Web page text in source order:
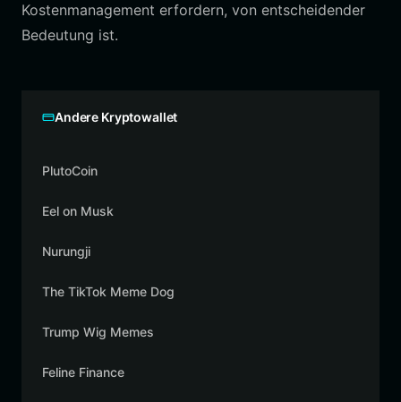
Kostenmanagement erfordern, von entscheidender
Bedeutung ist.
Andere Kryptowallet
PlutoCoin
Eel on Musk
Nurungji
The TikTok Meme Dog
Trump Wig Memes
Feline Finance